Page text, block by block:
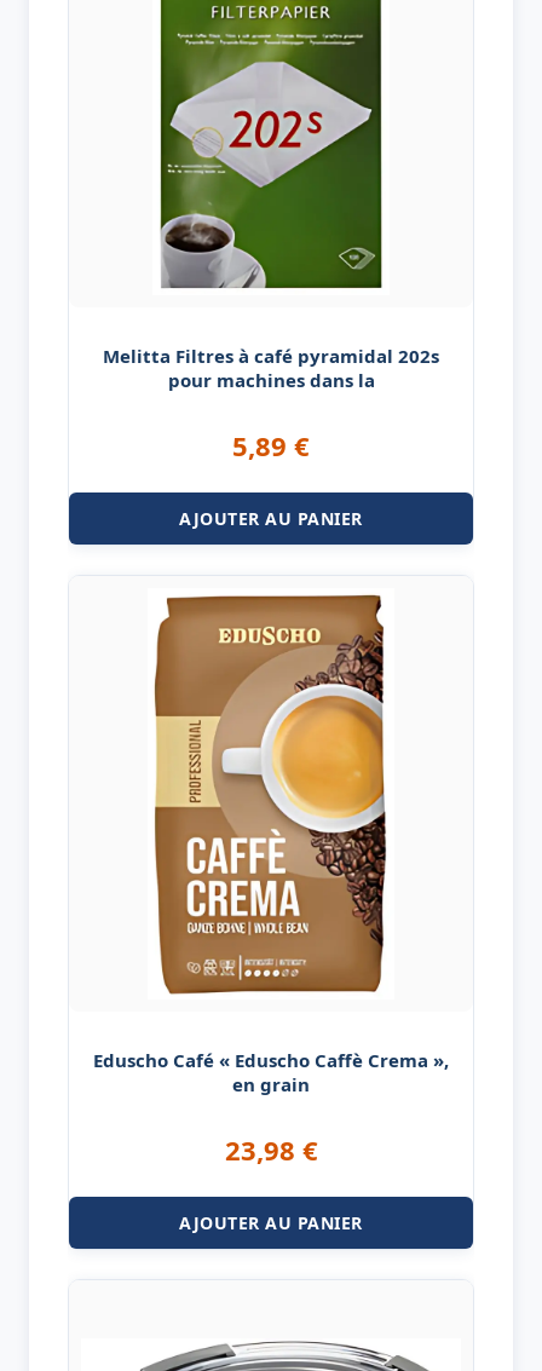
Melitta Filtres à café pyramidal 202s
pour machines dans la
5,89 €
AJOUTER AU PANIER
Eduscho Café « Eduscho Caffè Crema »,
en grain
23,98 €
AJOUTER AU PANIER